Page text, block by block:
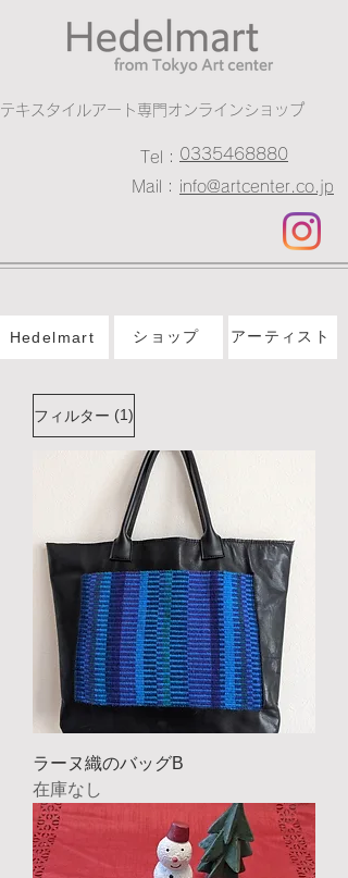
​テキスタイルアート専門オンラインショップ
Tel：
Mail：
0335468880
info@artcenter.co.jp
Hedelmart ショップ アーティスト
フィルター (1)
ラーヌ織のバッグB
在庫なし